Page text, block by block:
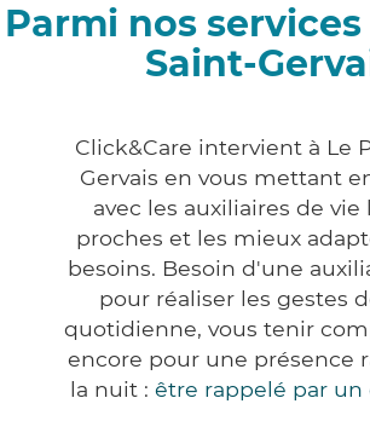
Parmi nos services
Saint-
Click&Care intervient à Le
Gervais en vous mettant
avec les auxiliaires de vie
proches et les mieux
besoins. Besoin d'une
pour réaliser les gestes
quotidienne, vous tenir
encore pour une présence
la nuit : être rappelé par un